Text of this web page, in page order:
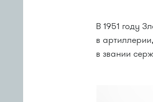
В 1951 году
в
в звании